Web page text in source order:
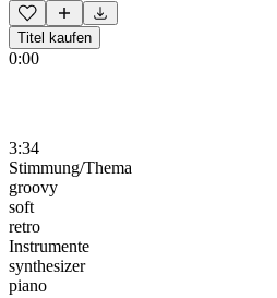
Titel kaufen
0:00
3:34
Stimmung/Thema
groovy
soft
retro
Instrumente
synthesizer
piano